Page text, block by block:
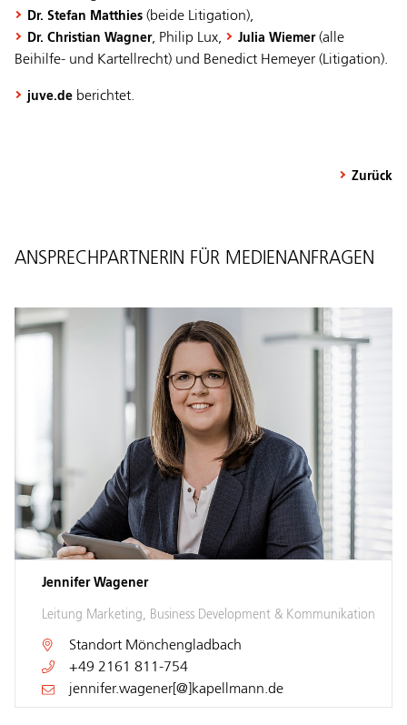
Dr. Stefan Matthies (beide Litigation),
Dr. Christian Wagner, Philip Lux, Julia Wiemer(alle
Beihilfe- und Kartellrecht) und Benedict Hemeyer (Litigation).
juve.de berichtet.
Zurück
ANSPRECHPARTNERIN FÜR MEDIENANFRAGEN
Jennifer Wagener
Leitung Marketing, Business Development & Kommunikation
Standort Mönchengladbach
+49 2161 811-754
jennifer.wagener[@]kapellmann.de